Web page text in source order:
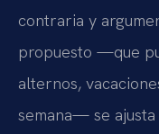
contraria y
propuesto —que
alternos,
semana— se